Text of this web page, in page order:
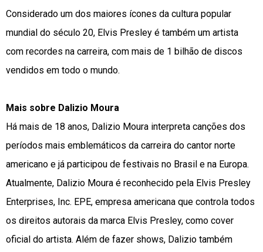
Considerado um dos maiores ícones da cultura popular
mundial do século 20, Elvis Presley é também um artista
com recordes na carreira, com mais de 1 bilhão de discos
vendidos em todo o mundo.
Mais sobre Dalizio Moura
Há mais de 18 anos, Dalizio Moura interpreta canções dos
períodos mais emblemáticos da carreira do cantor norte
americano e já participou de festivais no Brasil e na Europa.
Atualmente, Dalizio Moura é reconhecido pela Elvis Presley
Enterprises, Inc. EPE, empresa americana que controla todos
os direitos autorais da marca Elvis Presley, como cover
oficial do artista. Além de fazer shows, Dalizio também